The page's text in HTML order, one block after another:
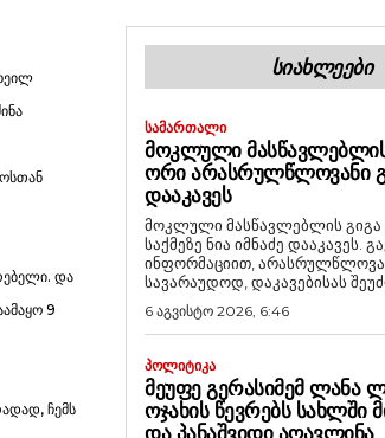
და
9
ჩემს
ᲡᲘᲐᲮᲚᲔᲔᲑᲘ
ᲡᲐᲛᲐᲠᲗᲐᲚᲘ
ᲛᲝᲙᲚᲣᲚᲘ ᲛᲐᲡᲬᲐᲕᲚᲔᲑᲚᲘᲡ
ᲝᲠᲘ ᲐᲠᲐᲡᲠᲣᲚᲬᲚᲝᲕᲐᲜᲘ
ᲓᲐᲐᲙᲐᲕᲔᲡ
მოკლული მასწავლებლის გიგა
საქმეზე ნია იმნაძე დააკავეს.
ინფორმაციით,
სავარაუდოდ, დაკავებისას
6 აგვისტო 2026, 6:46
ᲞᲝᲚᲘᲢᲘᲙᲐ
ᲛᲔᲣᲤᲔ ᲒᲔᲠᲐᲡᲘᲛᲔᲛ ᲚᲐᲜᲐ
ᲝᲯᲐᲮᲘᲡ ᲬᲔᲕᲠᲔᲑᲡ ᲡᲐᲮᲚᲨᲘ
ᲓᲐ ᲞᲐᲜᲐᲨᲕᲘᲓᲘ ᲐᲦᲐᲕᲚᲘᲜᲐ